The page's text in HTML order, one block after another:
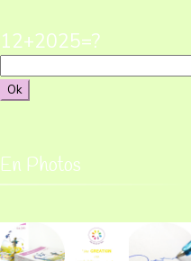
12+2025=?
En Photos